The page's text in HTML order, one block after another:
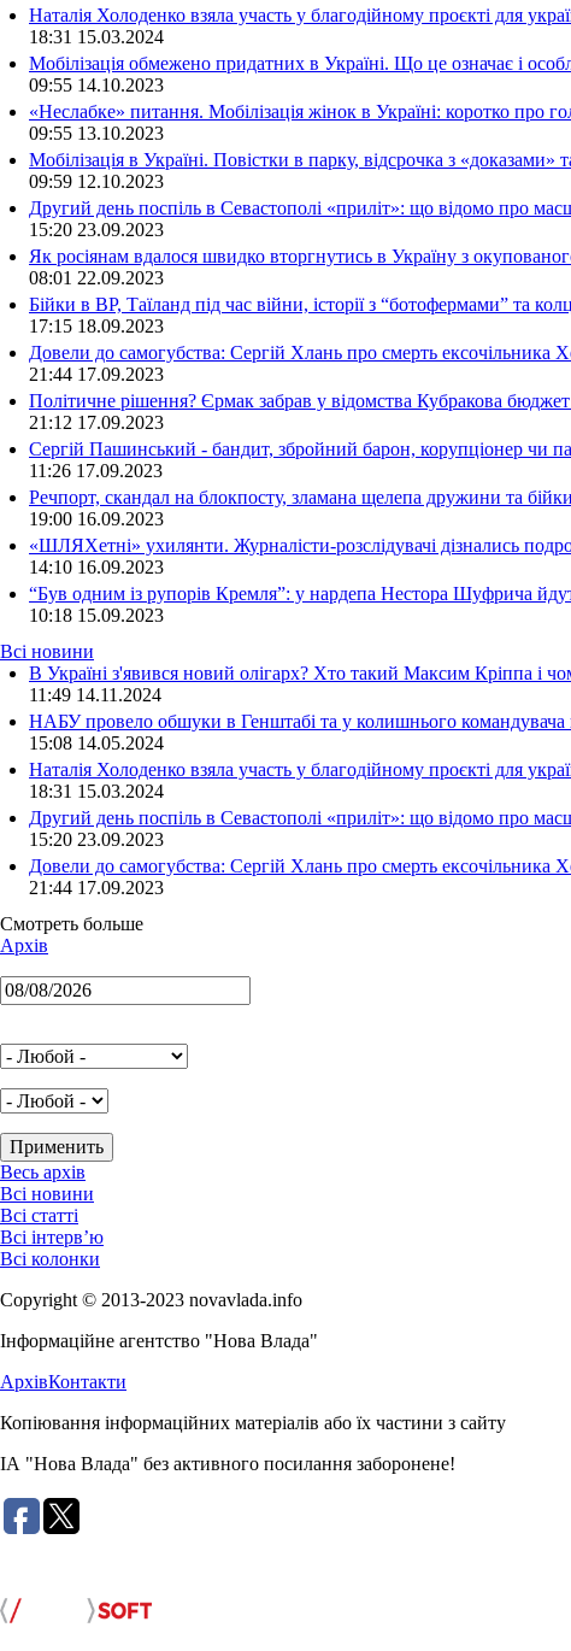
Наталія Холоденко взяла участь у благодійному проєкті для
18:31 15.03.2024
Мобілізація обмежено придатних в Україні. Що це означає і
09:55 14.10.2023
«Неслабке» питання. Мобілізація жінок в Україні: коротко про
09:55 13.10.2023
Мобілізація в Україні. Повістки в парку, відсрочка з «доказами»
09:59 12.10.2023
Другий день поспіль в Севастополі «приліт»: що відомо про
15:20 23.09.2023
Як росіянам вдалося швидко вторгнутись в Україну з
08:01 22.09.2023
Бійки в ВР, Таїланд під час війни, історії з “ботофермами” та
17:15 18.09.2023
Довели до самогубства: Сергій Хлань про смерть ексочільника
21:44 17.09.2023
Політичне рішення? Єрмак забрав у відомства Кубракова бюджет
21:12 17.09.2023
Сергій Пашинський - бандит, збройний барон, корупціонер чи
11:26 17.09.2023
Речпорт, скандал на блокпосту, зламана щелепа дружини та
19:00 16.09.2023
«ШЛЯХетні» ухилянти. Журналісти-розслідувачі дізнались
14:10 16.09.2023
“Був одним із рупорів Кремля”: у нардепа Нестора Шуфрича
10:18 15.09.2023
Всі новини
В Україні з'явився новий олігарх? Хто такий Максим Кріппа і
11:49 14.11.2024
НАБУ провело обшуки в Генштабі та у колишнього
15:08 14.05.2024
Наталія Холоденко взяла участь у благодійному проєкті для
18:31 15.03.2024
Другий день поспіль в Севастополі «приліт»: що відомо про
15:20 23.09.2023
Довели до самогубства: Сергій Хлань про смерть ексочільника
21:44 17.09.2023
Смотреть больше
Архів
Весь архів
Всі новини
Всі статті
Всі інтерв’ю
Всі колонки
Copyright © 2013-2023 novavlada.info
Інформаційне агентство "Нова Влада"
АрхівКонтакти
Копіювання інформаційних матеріалів або їх частини з сайту
ІА "Нова Влада" без активного посилання заборонене!